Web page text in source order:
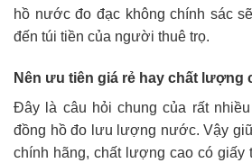
hồ nước đo đạc không chính sác
đến túi tiền của người thuê trọ.
Nên ưu tiên giá rẻ hay chất lượng
Đây là câu hỏi chung của rất
đồng hồ đo lưu lượng nước. Vậy
chính hãng, chất lượng cao có giấy